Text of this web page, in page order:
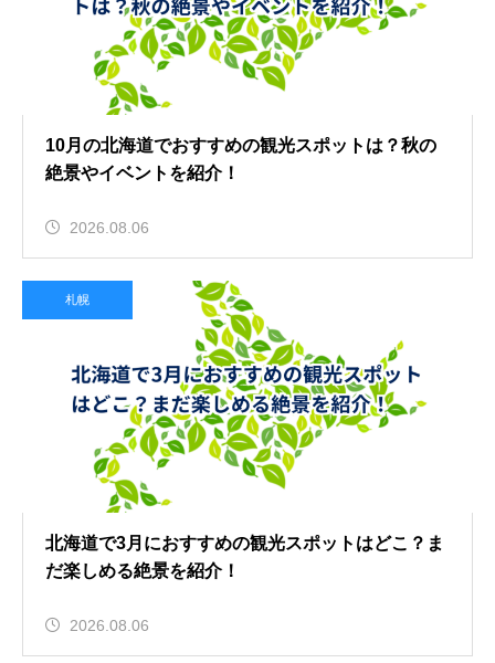
10月の北海道でおすすめの観光スポットは？秋の
絶景やイベントを紹介！
2026.08.06
札幌
北海道で3月におすすめの観光スポットはどこ？ま
だ楽しめる絶景を紹介！
2026.08.06